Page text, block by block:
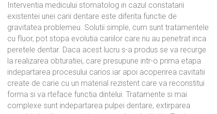
Interventia medicului stomatolog in cazul constatarii
existentei unei carii dentare este diferita functie de
gravitatea problemeu. Solutii simple, cum sunt tratamentele
cu fluor, pot stopa evolutia cariilor care nu au penetrat inca
peretele dentar. Daca acest lucru s-a produs se va recurge
la realizarea obturatiei, care presupune intr-o prima etapa
indepartarea procesului carios iar apoi acoperirea cavitatii
create de carie cu un material rezistent care va reconstitui
forma si va rteface functia dintelui. Tratamente si mai
complexe sunt indepartarea pulpei dentare, extirparea